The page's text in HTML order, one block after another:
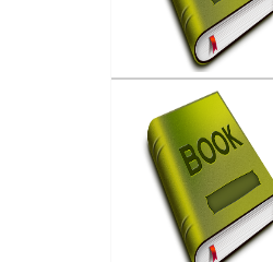
Penilaian dalam
2013
Penulis :Sunarti
Penerbit :C.V. ANDI
Th.Terbit :2014